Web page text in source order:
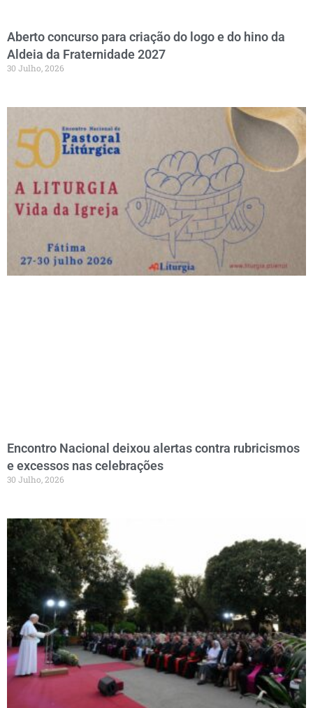
Aberto concurso para criação do logo e do hino da
Aldeia da Fraternidade 2027
30 Julho, 2026
Encontro Nacional deixou alertas contra rubricismos
e excessos nas celebrações
30 Julho, 2026